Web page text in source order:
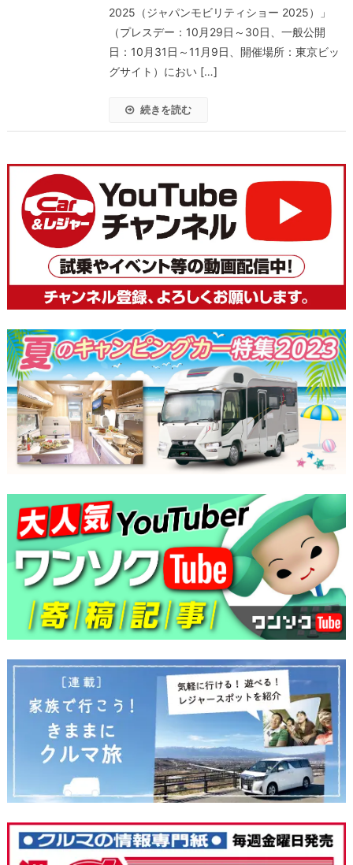
2025（ジャパンモビリティショー 2025）」
（プレスデー：10月29日～30日、一般公開
日：10月31日～11月9日、開催場所：東京ビッ
グサイト）におい […]
続きを読む